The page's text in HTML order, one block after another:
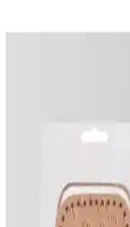
Snake Çelik Bileklik
Vdude Hakiki Deri
Hakiki deri malzemeden
strapon kemer ve 18 cm
sağlar. Estetik ve